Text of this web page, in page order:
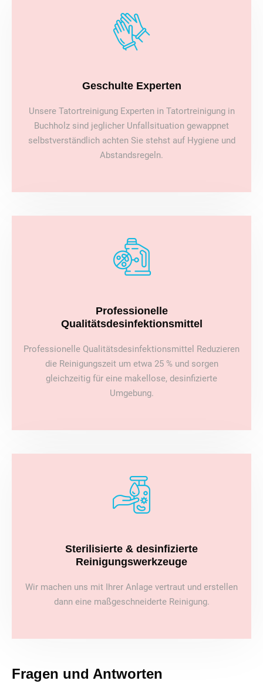
Geschulte Experten
Unsere Tatortreinigung Experten in Tatortreinigung in
Buchholz sind jeglicher Unfallsituation gewappnet
selbstverständlich achten Sie stehst auf Hygiene und
Abstandsregeln.
Professionelle
Qualitätsdesinfektionsmittel
Professionelle Qualitätsdesinfektionsmittel Reduzieren
die Reinigungszeit um etwa 25 % und sorgen
gleichzeitig für eine makellose, desinfizierte
Umgebung.
Sterilisierte & desinfizierte
Reinigungswerkzeuge
Wir machen uns mit Ihrer Anlage vertraut und erstellen
dann eine maßgeschneiderte Reinigung.
Fragen und Antworten